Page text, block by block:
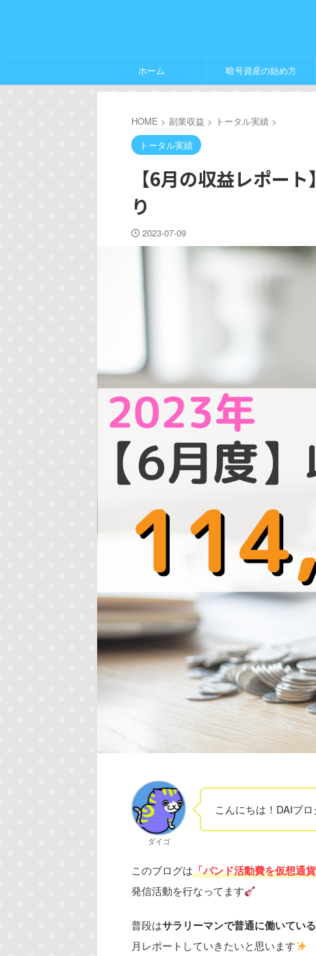
ホーム 暗号資産の始め方
HOME > 副業収益 > トータル実績 >
トータル実績
【6月の収益レポー
り
2023-07-09
ダイゴ
こんにちは！DAIブ
このブログは「バンド活動費を仮想通
発信活動を行なってます
普段はサラリーマンで普通に働いている
月レポートしていきたいと思います